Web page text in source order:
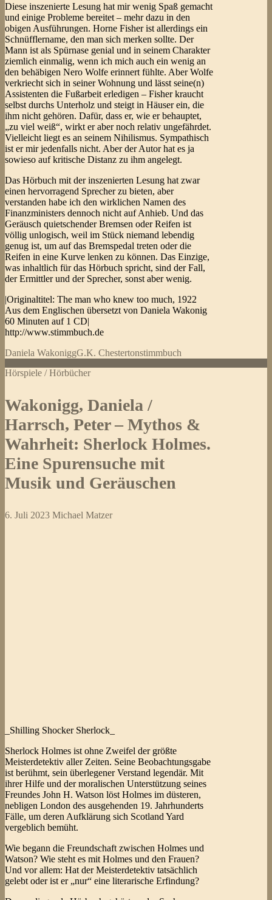
Diese inszenierte Lesung hat mir wenig Spaß gemacht
und einige Probleme bereitet – mehr dazu in den
obigen Ausführungen. Horne Fisher ist allerdings ein
Schnüfflername, den man sich merken sollte. Der
Mann ist als Spürnase genial und in seinem Charakter
ziemlich einmalig, wenn ich mich auch ein wenig an
den behäbigen Nero Wolfe erinnert fühlte. Aber Wolfe
verkriecht sich in seiner Wohnung und lässt seine(n)
Assistenten die Fußarbeit erledigen – Fisher kraucht
selbst durchs Unterholz und steigt in Häuser ein, die
ihm nicht gehören. Dafür, dass er, wie er behauptet,
„zu viel weiß“, wirkt er aber noch relativ ungefährdet.
Vielleicht liegt es an seinem Nihilismus. Sympathisch
ist er mir jedenfalls nicht. Aber der Autor hat es ja
sowieso auf kritische Distanz zu ihm angelegt.
Das Hörbuch mit der inszenierten Lesung hat zwar
einen hervorragend Sprecher zu bieten, aber
verstanden habe ich den wirklichen Namen des
Finanzministers dennoch nicht auf Anhieb. Und das
Geräusch quietschender Bremsen oder Reifen ist
völlig unlogisch, weil im Stück niemand lebendig
genug ist, um auf das Bremspedal treten oder die
Reifen in eine Kurve lenken zu können. Das Einzige,
was inhaltlich für das Hörbuch spricht, sind der Fall,
der Ermittler und der Sprecher, sonst aber wenig.
|Originaltitel: The man who knew too much, 1922
Aus dem Englischen übersetzt von Daniela Wakonig
60 Minuten auf 1 CD|
http://www.stimmbuch.de
Daniela WakoniggG.K. Chestertonstimmbuch
Hörspiele / Hörbücher
Wakonigg, Daniela /
Harrsch, Peter – Mythos &
Wahrheit: Sherlock Holmes.
Eine Spurensuche mit
Musik und Geräuschen
6. Juli 2023 Michael Matzer
_Shilling Shocker Sherlock_
Sherlock Holmes ist ohne Zweifel der größte
Meisterdetektiv aller Zeiten. Seine Beobachtungsgabe
ist berühmt, sein überlegener Verstand legendär. Mit
ihrer Hilfe und der moralischen Unterstützung seines
Freundes John H. Watson löst Holmes im düsteren,
nebligen London des ausgehenden 19. Jahrhunderts
Fälle, um deren Aufklärung sich Scotland Yard
vergeblich bemüht.
Wie begann die Freundschaft zwischen Holmes und
Watson? Wie steht es mit Holmes und den Frauen?
Und vor allem: Hat der Meisterdetektiv tatsächlich
gelebt oder ist er „nur“ eine literarische Erfindung?